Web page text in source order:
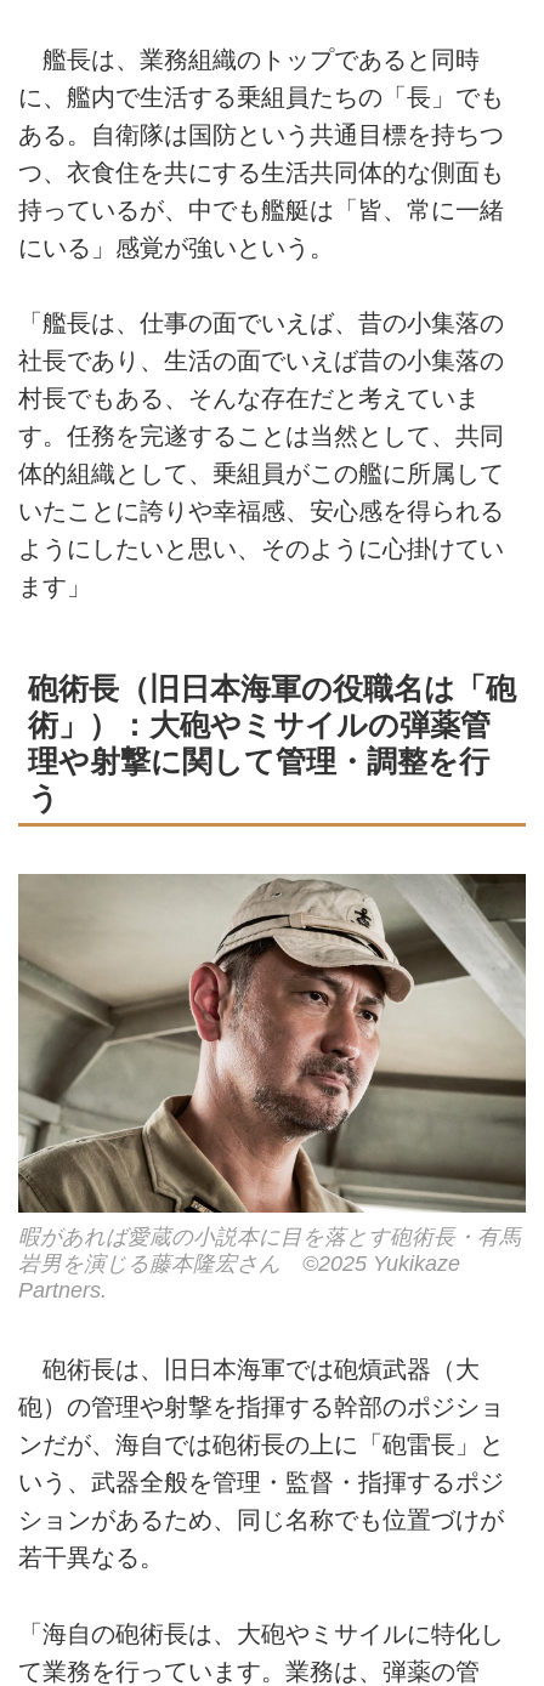
艦長は、業務組織のトップであると同時
に、艦内で生活する乗組員たちの「長」でも
ある。自衛隊は国防という共通目標を持ちつ
つ、衣食住を共にする生活共同体的な側面も
持っているが、中でも艦艇は「皆、常に一緒
にいる」感覚が強いという。
「艦長は、仕事の面でいえば、昔の小集落の
社長であり、生活の面でいえば昔の小集落の
村長でもある、そんな存在だと考えていま
す。任務を完遂することは当然として、共同
体的組織として、乗組員がこの艦に所属して
いたことに誇りや幸福感、安心感を得られる
ようにしたいと思い、そのように心掛けてい
ます」
砲術長（旧日本海軍の役職名は「砲
術」）：大砲やミサイルの弾薬管
理や射撃に関して管理・調整を行
う
暇があれば愛蔵の小説本に目を落とす砲術長・有馬
岩男を演じる藤本隆宏さん ©2025 Yukikaze
Partners.
砲術長は、旧日本海軍では砲熕武器（大
砲）の管理や射撃を指揮する幹部のポジショ
ンだが、海自では砲術長の上に「砲雷長」と
いう、武器全般を管理・監督・指揮するポジ
ションがあるため、同じ名称でも位置づけが
若干異なる。
「海自の砲術長は、大砲やミサイルに特化し
て業務を行っています。業務は、弾薬の管